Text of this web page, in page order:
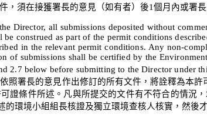
，須在接獲署長的意見（如有者）後1個月內或署
Director, all submissions deposited without
be construed as part of the permit conditions
in the relevant permit conditions. Any non-
of submissions shall be certified by the
2.7 below before submitting to the Director under
照署長的意見作出修訂的所有文件，將詮釋為本許
證條件所述。凡與所提交的文件有不符合的情況
的環境小組組長核證及獨立環境查核人核實，然後